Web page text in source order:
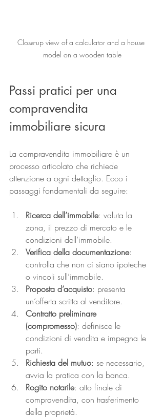
Close-up view of a calculator and a house
model on a wooden table
Passi pratici per una
compravendita
immobiliare sicura
La compravendita immobiliare è un
processo articolato che richiede
attenzione a ogni dettaglio. Ecco i
passaggi fondamentali da seguire:
Ricerca dell’immobile: valuta la
zona, il prezzo di mercato e le
condizioni dell’immobile.
Verifica della documentazione:
controlla che non ci siano ipoteche
o vincoli sull’immobile.
Proposta d’acquisto: presenta
un’offerta scritta al venditore.
Contratto preliminare
(compromesso): definisce le
condizioni di vendita e impegna le
parti.
Richiesta del mutuo: se necessario,
avvia la pratica con la banca.
Rogito notarile: atto finale di
compravendita, con trasferimento
della proprietà.